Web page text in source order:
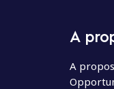
A
A propos